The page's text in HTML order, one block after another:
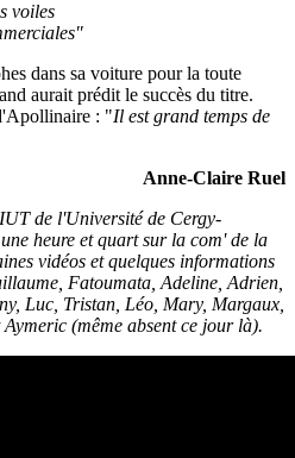
voiles
dans sa voiture pour la toute
aurait prédit le succès du titre.
: "Il est grand temps de
Anne-Claire Ruel
de l'Université de Cergy-
heure et quart sur la com' de la
vidéos et quelques informations
Fatoumata, Adeline, Adrien,
Luc, Tristan, Léo, Mary, Margaux,
(même absent ce jour là).